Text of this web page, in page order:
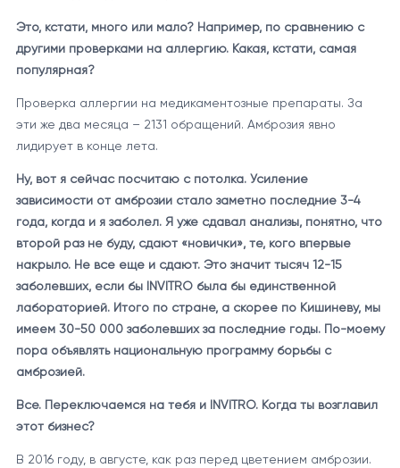
Это, кстати, много или мало? Например, по сравнению с
другими проверками на аллергию. Какая, кстати, самая
популярная?
Проверка аллергии на медикаментозные препараты. За
эти же два месяца – 2131 обращений. Амброзия явно
лидирует в конце лета.
Ну, вот я сейчас посчитаю с потолка. Усиление
зависимости от амброзии стало заметно последние 3-4
года, когда и я заболел. Я уже сдавал анализы, понятно, что
второй раз не буду, сдают «новички», те, кого впервые
накрыло. Не все еще и сдают. Это значит тысяч 12-15
заболевших, если бы INVITRO была бы единственной
лабораторией. Итого по стране, а скорее по Кишиневу, мы
имеем 30-50 000 заболевших за последние годы. По-моему
пора объявлять национальную программу борьбы с
амброзией.
Все. Переключаемся на тебя и INVITRO. Когда ты возглавил
этот бизнес?
В 2016 году, в августе, как раз перед цветением амброзии.